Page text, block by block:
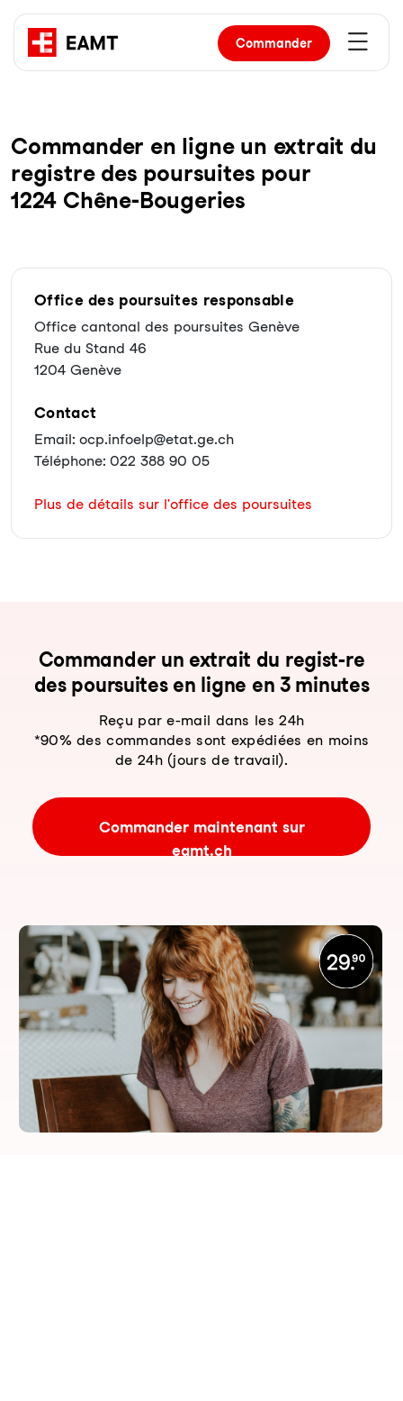
Commander
Com­man­der en li­gne un ex­trait du
re­gist­re des pour­sui­tes pour
1224 Chêne-Bougeries
Office des poursuites responsable
Office cantonal des poursuites Genève
Rue du Stand 46
1204 Genève
Contact
Email: ocp.infoelp@etat.ge.ch
Téléphone: 022 388 90 05
Plus de détails sur l'office des poursuites
Com­man­der un ex­trait du re­gist-re
des pour­sui­tes en li­gne en 3 mi­nu­tes
Reçu par e-mail dans les 24h
*90% des commandes sont expédiées en moins
de 24h (jours de travail).
Commander maintenant sur
eamt.ch